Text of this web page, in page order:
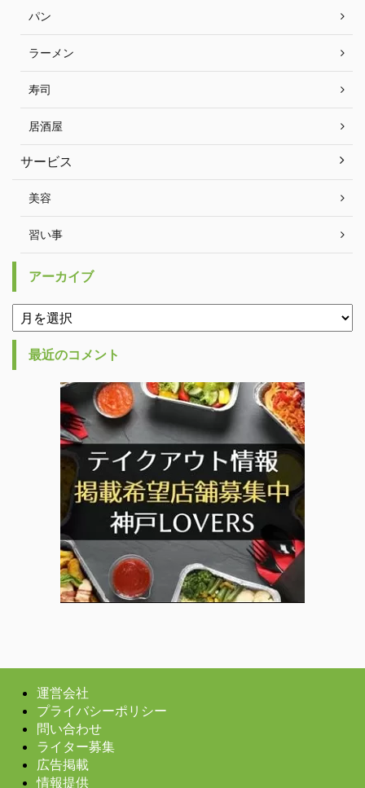
パン
ラーメン
寿司
居酒屋
サービス
美容
習い事
アーカイブ
最近のコメント
運営会社
プライバシーポリシー
問い合わせ
ライター募集
広告掲載
情報提供